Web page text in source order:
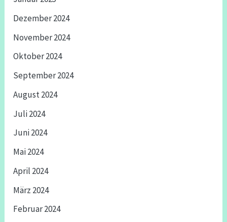
Dezember 2024
November 2024
Oktober 2024
September 2024
August 2024
Juli 2024
Juni 2024
Mai 2024
April 2024
März 2024
Februar 2024